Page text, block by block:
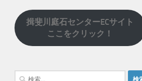
揖斐川庭石センターECサイト
ここをクリック！
検